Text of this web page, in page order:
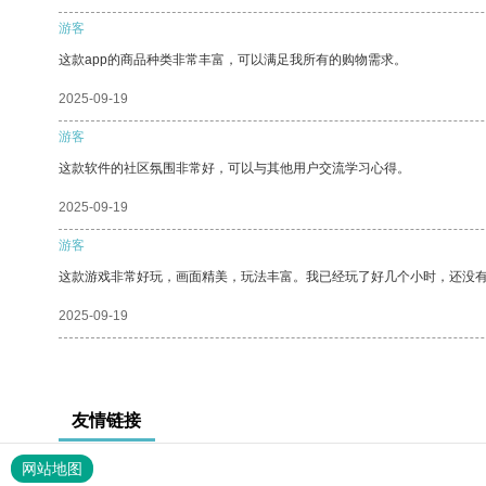
游客
这款app的商品种类非常丰富，可以满足我所有的购物需求。
2025-09-19
游客
这款软件的社区氛围非常好，可以与其他用户交流学习心得。
2025-09-19
游客
这款游戏非常好玩，画面精美，玩法丰富。我已经玩了好几个小时，还没
2025-09-19
友情链接
网站地图